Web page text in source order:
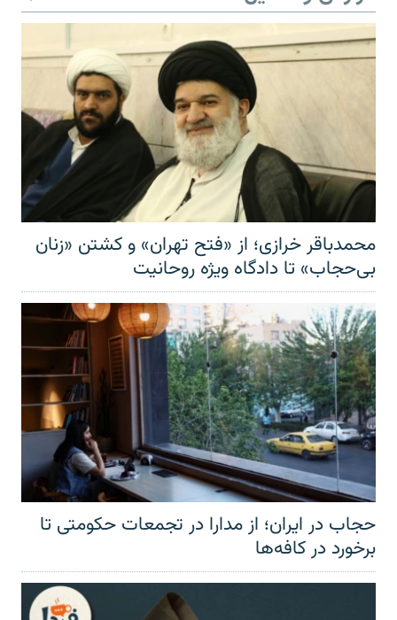
محمدباقر خرازی؛ از «فتح تهران» و کشتن «زنان
بی‌حجاب» تا دادگاه ویژه روحانیت
حجاب در ایران؛ از مدارا در تجمعات حکومتی تا
برخورد در کافه‌ها